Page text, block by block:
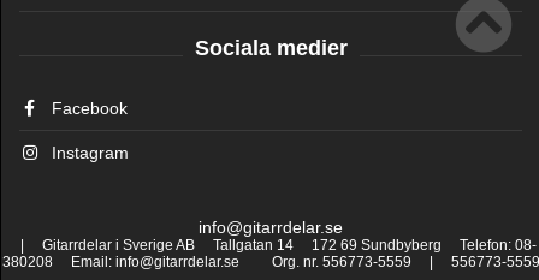
Sociala medier
Facebook
Instagram
info@gitarrdelar.se
| Gitarrdelar i Sverige AB Tallgatan 14 172 69 Sundbyberg Telefon: 08-
380208 Email: info@gitarrdelar.se Org. nr. 556773-5559 | 556773-5559